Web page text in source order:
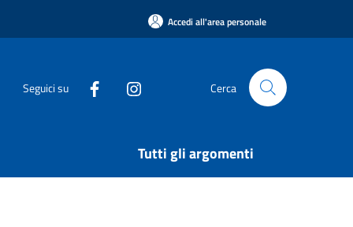
Accedi all'area personale
Seguici su Cerca
Tutti gli argomenti